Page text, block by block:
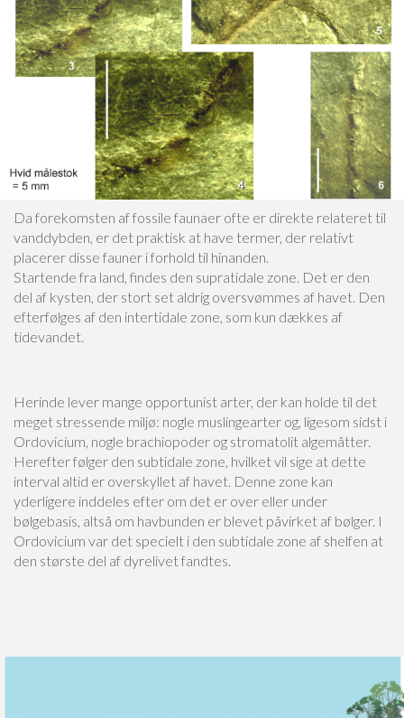
Da forekomsten af fossile faunaer ofte er direkte relateret til
vanddybden, er det praktisk at have termer, der relativt
placerer disse fauner i forhold til hinanden.
Startende fra land, findes den supratidale zone. Det er den
del af kysten, der stort set aldrig oversvømmes af havet. Den
efterfølges af den intertidale zone, som kun dækkes af
tidevandet.
Herinde lever mange opportunist arter, der kan holde til det
meget stressende miljø: nogle muslingearter og, ligesom sidst i
Ordovicium, nogle brachiopoder og stromatolit algemåtter.
Herefter følger den subtidale zone, hvilket vil sige at dette
interval altid er overskyllet af havet. Denne zone kan
yderligere inddeles efter om det er over eller under
bølgebasis, altså om havbunden er blevet påvirket af bølger. I
Ordovicium var det specielt i den subtidale zone af shelfen at
den største del af dyrelivet fandtes.